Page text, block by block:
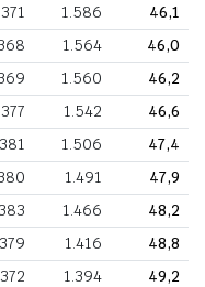
371 1.586
46,1
1.564
46,0
1.560
46,2
377 1.542
46,6
381 1.506
47,4
1.491
47,9
1.466
48,2
379 1.416
48,8
372 1.394
49,2